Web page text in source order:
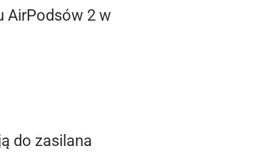
AirPodsów 2 w
do zasilana